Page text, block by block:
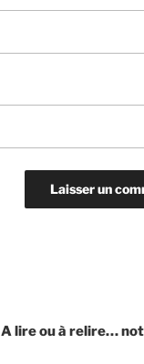
A lire ou à relire…